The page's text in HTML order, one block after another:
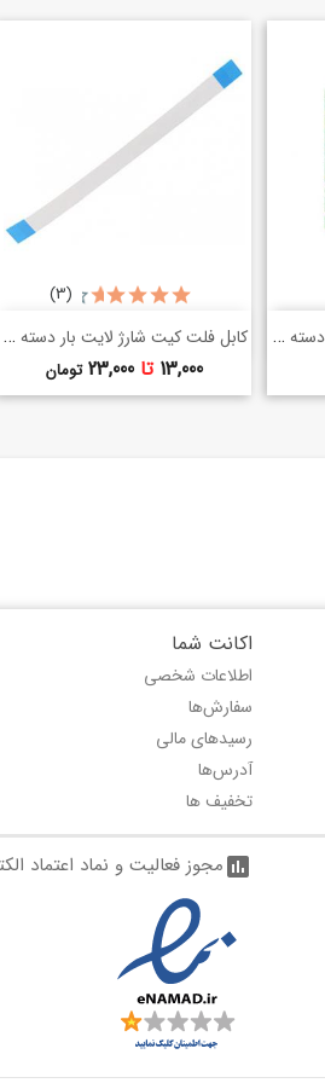
سوکت اتصال فلت برد اصلی دسته PS4
کابل فلت کیت شارژ لایت بار دسته Ps4
قیمت
13,000 تا 23,000 تومان
(3)
shopping_basketخرید سریع
اکانت شما
اطلاعات شخصی
سفارش‌ها
رسیدهای مالی
آدرس‌ها
تخفیف ها
assessmentمجوز فعالیت و نماد اعتماد